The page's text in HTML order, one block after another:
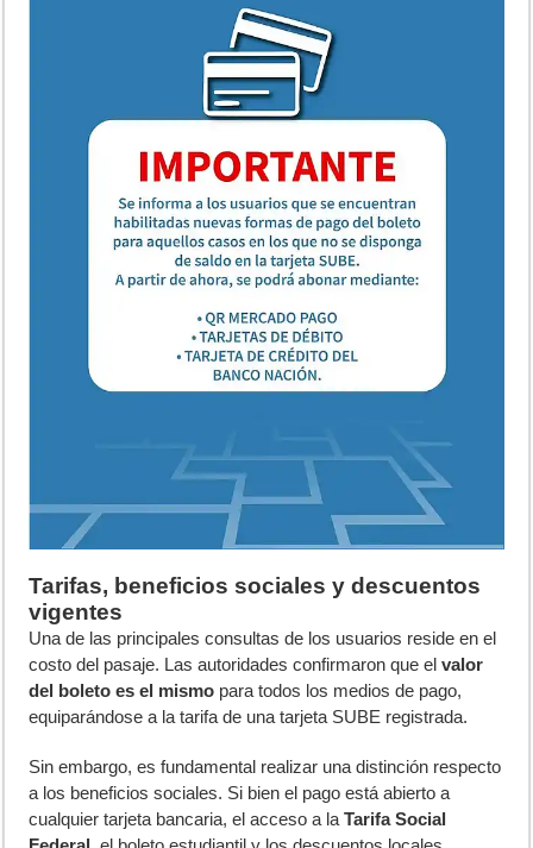
Tarifas, beneficios sociales y descuentos
vigentes
Una de las principales consultas de los usuarios reside en el
costo del pasaje. Las autoridades confirmaron que elvalor
del boleto es el mismo para todos los medios de pago,
equiparándose a la tarifa de una tarjeta SUBE registrada.
Sin embargo, es fundamental realizar una distinción respecto
a los beneficios sociales. Si bien el pago está abierto a
cualquier tarjeta bancaria, el acceso a laTarifa Social